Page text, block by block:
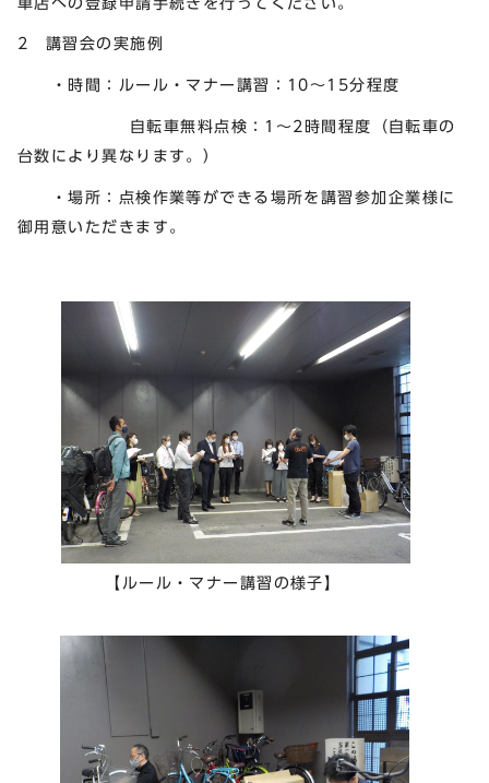
2 講習会の実施例
・時間：ルール・マナー講習：10～15分程度
自転車無料点検：1～2時間程度（自転車の
台数により異なります。）
・場所：点検作業等ができる場所を講習参加企業様に
御用意いただきます。
【ルール・マナー講習の様子】